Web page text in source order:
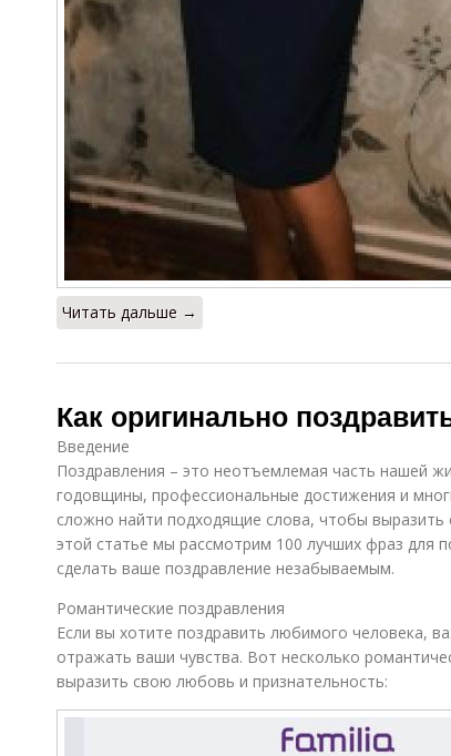
Читать дальше →
Как оригинально
Введение
Поздравления – это неотъемлемая часть нашей
годовщины, профессиональные достижения и
сложно найти подходящие слова, чтобы выразить
этой статье мы рассмотрим 100 лучших фраз для
сделать ваше поздравление незабываемым.
Романтические поздравления
Если вы хотите поздравить любимого человека,
отражать ваши чувства. Вот несколько
выразить свою любовь и признательность: